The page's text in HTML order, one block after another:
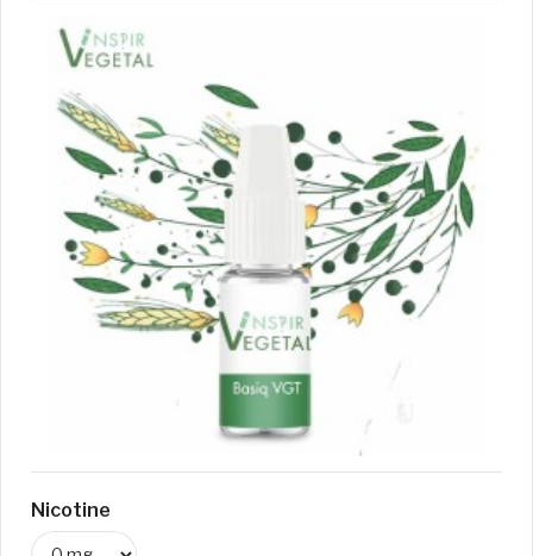
Nicotine